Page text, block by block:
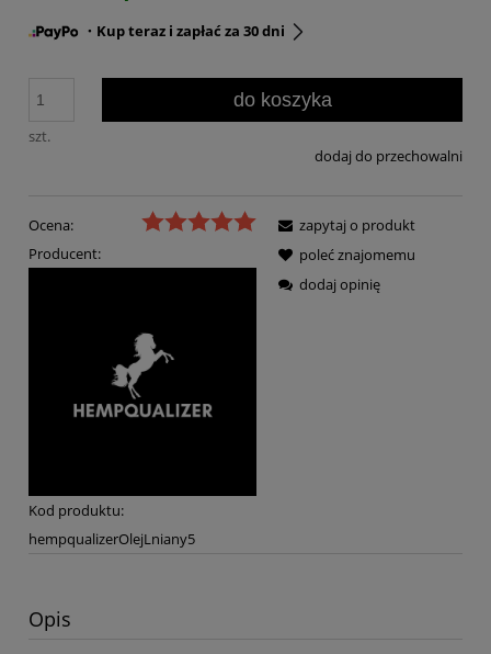
・Kup teraz i zapłać za 30 dni
szt.
do koszyka
dodaj do przechowalni
Ocena:
Producent:
Kod produktu:
hempqualizerOlejLniany5
zapytaj o produkt
poleć znajomemu
dodaj opinię
Opis